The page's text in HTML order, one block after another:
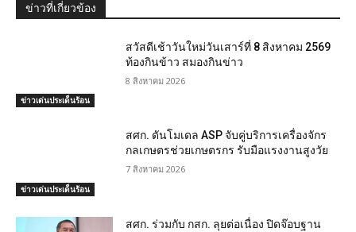
ข่าวที่เกี่ยวข้อง
ข่าวเด่นประเด็นร้อน
สวัสดีเช้าวันใหม่วันเสาร์ที่ 8 สิงหาคม 2569
ท้องกินข้าว สมองกินข่าว
8 สิงหาคม 2026
ข่าวเด่นประเด็นร้อน
สศก. ดันโมเดล ASP จับคู่บริการเครื่องจักร
กลเกษตรช่วยเกษตรกร รับมือแรงงานสูงวัย
7 สิงหาคม 2026
สศก. ร่วมกับ กสก. ลุยต่อเนื่อง ปิดจ๊อบฐาน